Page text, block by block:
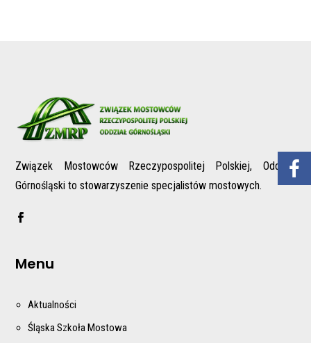
Związek Mostowców Rzeczypospolitej Polskiej, Oddział
Górnośląski to stowarzyszenie specjalistów mostowych.
Menu
Aktualności
Śląska Szkoła Mostowa